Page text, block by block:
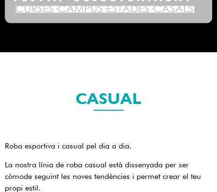
CASUAL
Roba esportiva i casual pel dia a dia.
La nostra línia de roba casual està dissenyada per ser
còmode seguint les noves tendències i permet crear el teu
propi estil.